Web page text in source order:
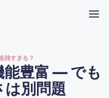
雑すぎる？
豊富 — でも
別問題